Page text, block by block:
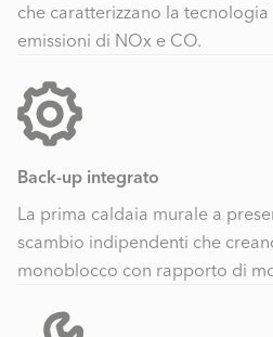
che caratterizzano la
emissioni di NOx e CO.
Back-up integrato
La prima caldaia murale a
scambio indipendenti che
monoblocco con rapporto di